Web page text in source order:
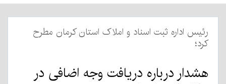
رئیس اداره ثبت اسناد و املاک استان کرمان مطرح
کرد؛
هشدار درباره دریافت وجه اضافی در